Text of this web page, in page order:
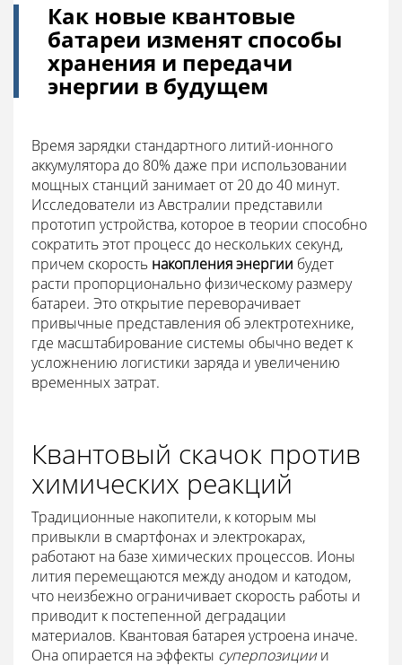
Как новые квантовые
батареи изменят способы
хранения и передачи
энергии в будущем
Время зарядки стандартного литий-ионного
аккумулятора до 80% даже при использовании
мощных станций занимает от 20 до 40 минут.
Исследователи из Австралии представили
прототип устройства, которое в теории способно
сократить этот процесс до нескольких секунд,
причем скорость накопления энергии будет
расти пропорционально физическому размеру
батареи. Это открытие переворачивает
привычные представления об электротехнике,
где масштабирование системы обычно ведет к
усложнению логистики заряда и увеличению
временных затрат.
Квантовый скачок против
химических реакций
Традиционные накопители, к которым мы
привыкли в смартфонах и электрокарах,
работают на базе химических процессов. Ионы
лития перемещаются между анодом и катодом,
что неизбежно ограничивает скорость работы и
приводит к постепенной деградации
материалов. Квантовая батарея устроена иначе.
Она опирается на эффекты суперпозициии